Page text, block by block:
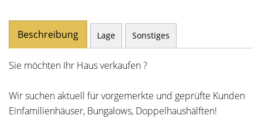
Beschreibung Lage Sonstiges
Sie möchten Ihr Haus verkaufen ?
Wir suchen aktuell für vorgemerkte und geprüfte Kunden
Einfamilienhäuser, Bungalows, Doppelhaushälften!